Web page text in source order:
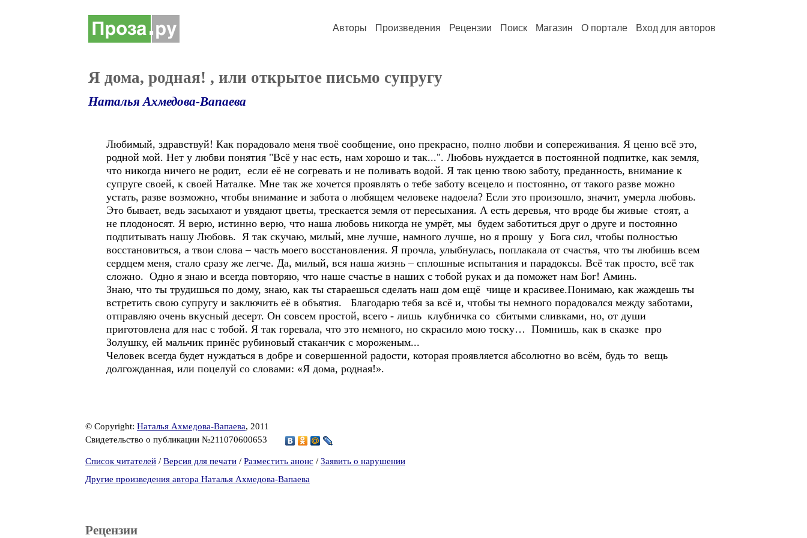
Авторы Произведения Рецензии Поиск Магазин О портале Вход для авторов
Я дома, родная! , или открытое письмо супругу
Наталья Ахмедова-Вапаева
Любимый, здравствуй! Как порадовало меня твоё сообщение, оно прекрасно, полно любви и сопереживания. Я ценю всё это,
родной мой. Нет у любви понятия "Всё у нас есть, нам хорошо и так...". Любовь нуждается в постоянной подпитке, как земля,
что никогда ничего не родит, если её не согревать и не поливать водой. Я так ценю твою заботу, преданность, внимание к
супруге своей, к своей Наталке. Мне так же хочется проявлять о тебе заботу всецело и постоянно, от такого разве можно
устать, разве возможно, чтобы внимание и забота о любящем человеке надоела? Если это произошло, значит, умерла любовь.
Это бывает, ведь засыхают и увядают цветы, трескается земля от пересыхания. А есть деревья, что вроде бы живые стоят, а
не плодоносят. Я верю, истинно верю, что наша любовь никогда не умрёт, мы будем заботиться друг о друге и постоянно
подпитывать нашу Любовь. Я так скучаю, милый, мне лучше, намного лучше, но я прошу у Бога сил, чтобы полностью
восстановиться, а твои слова – часть моего восстановления. Я прочла, улыбнулась, поплакала от счастья, что ты любишь всем
сердцем меня, стало сразу же легче. Да, милый, вся наша жизнь – сплошные испытания и парадоксы. Всё так просто, всё так
сложно. Одно я знаю и всегда повторяю, что наше счастье в наших с тобой руках и да поможет нам Бог! Аминь.
Знаю, что ты трудишься по дому, знаю, как ты стараешься сделать наш дом ещё чище и красивее.Понимаю, как жаждешь ты
встретить свою супругу и заключить её в объятия. Благодарю тебя за всё и, чтобы ты немного порадовался между заботами,
отправляю очень вкусный десерт. Он совсем простой, всего - лишь клубничка со сбитыми сливками, но, от души
приготовлена для нас с тобой. Я так горевала, что это немного, но скрасило мою тоску… Помнишь, как в сказке про
Золушку, ей мальчик принёс рубиновый стаканчик с мороженым...
Человек всегда будет нуждаться в добре и совершенной радости, которая проявляется абсолютно во всём, будь то вещь
долгожданная, или поцелуй со словами: «Я дома, родная!».
© Copyright: Наталья Ахмедова-Вапаева, 2011
Свидетельство о публикации №211070600653
Список читателей / Версия для печати / Разместить анонс / Заявить о нарушении
Другие произведения автора Наталья Ахмедова-Вапаева
Рецензии